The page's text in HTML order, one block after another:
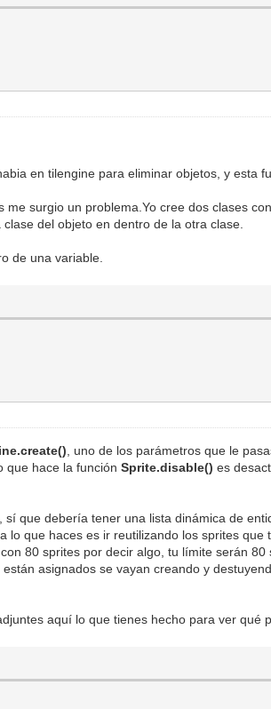
en tilengine para eliminar objetos, y esta
surgio un problema.Yo cree dos clases
del objeto en dentro de la otra clase.
de una variable.
, uno de los parámetros que le
que hace la funciónSprite.disable() es
que debería tener una lista dinámica de
que haces es ir reutilizando los sprites
80 sprites por decir algo, tu límite serán
asignados se vayan creando y
aquí lo que tienes hecho para ver qué